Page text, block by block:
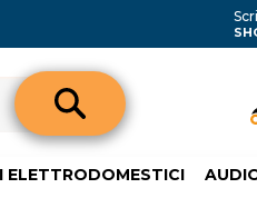
ELETTRODOMESTICI